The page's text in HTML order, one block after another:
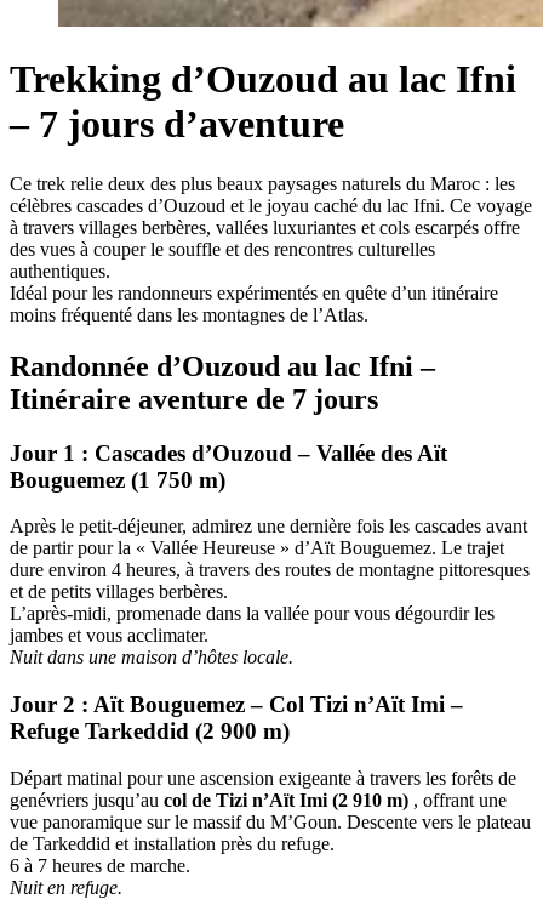
Trekking d’Ouzoud au lac Ifni
– 7 jours d’aventure
Ce trek relie deux des plus beaux paysages naturels du Maroc : les
célèbres cascades d’Ouzoud et le joyau caché du lac Ifni. Ce voyage
à travers villages berbères, vallées luxuriantes et cols escarpés offre
des vues à couper le souffle et des rencontres culturelles
authentiques.
Idéal pour les randonneurs expérimentés en quête d’un itinéraire
moins fréquenté dans les montagnes de l’Atlas.
Randonnée d’Ouzoud au lac Ifni –
Itinéraire aventure de 7 jours
Jour 1 : Cascades d’Ouzoud – Vallée des Aït
Bouguemez (1 750 m)
Après le petit-déjeuner, admirez une dernière fois les cascades avant
de partir pour la « Vallée Heureuse » d’Aït Bouguemez. Le trajet
dure environ 4 heures, à travers des routes de montagne pittoresques
et de petits villages berbères.
L’après-midi, promenade dans la vallée pour vous dégourdir les
jambes et vous acclimater.
Nuit dans une maison d’hôtes locale.
Jour 2 : Aït Bouguemez – Col Tizi n’Aït Imi –
Refuge Tarkeddid (2 900 m)
Départ matinal pour une ascension exigeante à travers les forêts de
genévriers jusqu’au col de Tizi n’Aït Imi (2 910 m) , offrant une
vue panoramique sur le massif du M’Goun. Descente vers le plateau
de Tarkeddid et installation près du refuge.
6 à 7 heures de marche.
Nuit en refuge.